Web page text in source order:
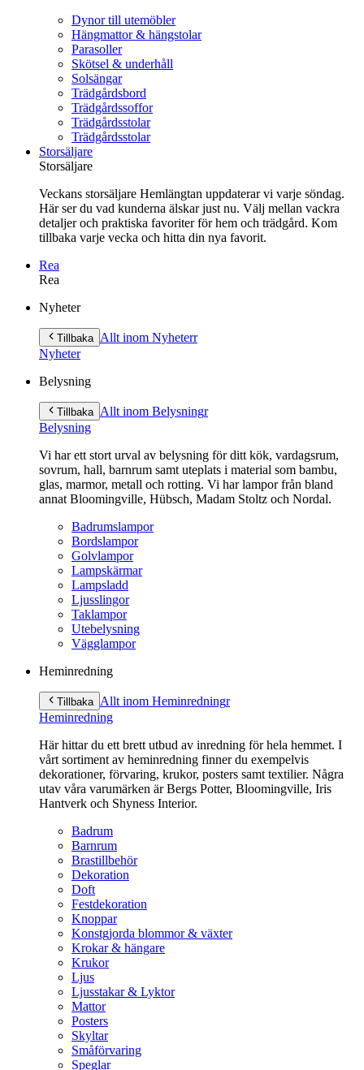
Dynor till utemöbler
Hängmattor & hängstolar
Parasoller
Skötsel & underhåll
Solsängar
Trädgårdsbord
Trädgårdssoffor
Trädgårdsstolar
Trädgårdsstolar
Storsäljare
Storsäljare
Veckans storsäljare Hemlängtan uppdaterar vi varje söndag.
Här ser du vad kunderna älskar just nu. Välj mellan vackra
detaljer och praktiska favoriter för hem och trädgård. Kom
tillbaka varje vecka och hitta din nya favorit.
Rea
Rea
innehåll
Nyheter
Tillbaka Allt inom Nyheterr
Nyheter
Belysning
Tillbaka Allt inom Belysningr
Belysning
Vi har ett stort urval av belysning för ditt kök, vardagsrum,
sovrum, hall, barnrum samt uteplats i material som bambu,
glas, marmor, metall och rotting. Vi har lampor från bland
annat Bloomingville, Hübsch, Madam Stoltz och Nordal.
Badrumslampor
Bordslampor
Golvlampor
Lampskärmar
Lampsladd
Ljusslingor
Taklampor
Utebelysning
Vägglampor
Heminredning
Tillbaka Allt inom Heminredningr
Heminredning
Här hittar du ett brett utbud av inredning för hela hemmet. I
vårt sortiment av heminredning finner du exempelvis
dekorationer, förvaring, krukor, posters samt textilier. Några
utav våra varumärken är Bergs Potter, Bloomingville, Iris
Hantverk och Shyness Interior.
Badrum
Barnrum
Brastillbehör
Dekoration
Doft
Festdekoration
Knoppar
Konstgjorda blommor & växter
Krokar & hängare
Krukor
Ljus
Ljusstakar & Lyktor
Mattor
Posters
Skyltar
Småförvaring
Speglar